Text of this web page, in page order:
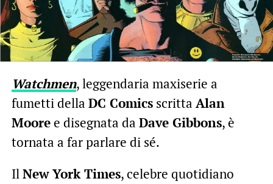
Watchmen, leggendaria maxiserie a
fumetti della DC Comicsscritta Alan
Mooree disegnata da Dave Gibbons, è
tornata a far parlare di sé.
IlNew York Times, celebre quotidiano